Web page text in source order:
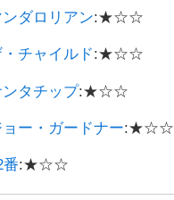
ンダロリアン:★☆☆
チャイルド:★☆☆
タチップ:★☆☆
ョー・ガードナー:★☆☆
番:★☆☆